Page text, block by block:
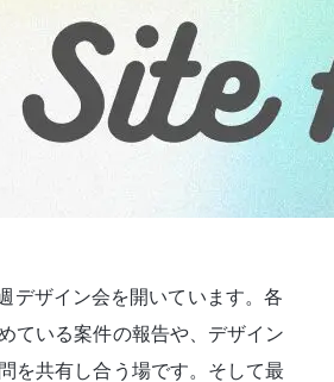
デザイン会を開いています。各
ている案件の報告や、デザイン
を共有し合う場です。そして最